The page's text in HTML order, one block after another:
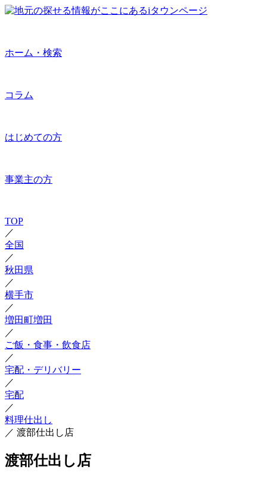
ホーム・検索
コラム
はじめての方
事業主の方
TOP
／
全国
／
秋田県
／
横手市
／
増田町増田
／
ご飯・食事・飲食店
／
宅配・デリバリー
／
宅配
／
料理仕出し
／ 渡部仕出し店
渡部仕出し店